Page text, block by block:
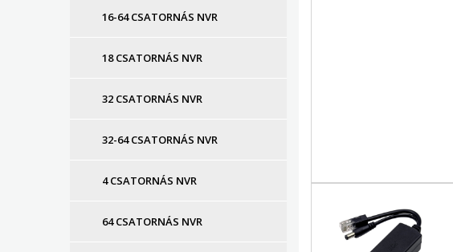
16-64 CSATORNÁS NVR
18 CSATORNÁS NVR
32 CSATORNÁS NVR
32-64 CSATORNÁS NVR
4 CSATORNÁS NVR
64 CSATORNÁS NVR